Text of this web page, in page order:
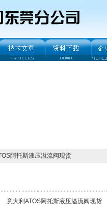
阿托斯液压溢流阀现货
意大利ATOS阿托斯液压溢流阀现货